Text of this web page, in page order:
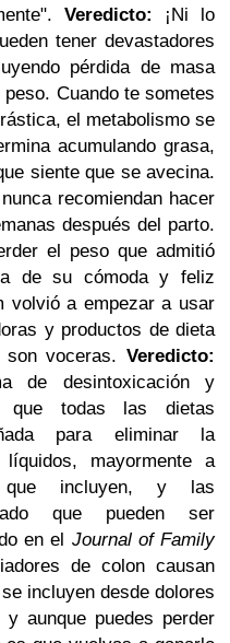
Veredicto:
¡Ni lo
tener devastadores
pérdida de masa
Cuando te sometes
el metabolismo se
acumulando grasa,
siente que se avecina.
recomiendan hacer
después del parto.
el peso que admitió
de su cómoda y feliz
volvió a empezar a usar
y productos de dieta
voceras. Veredicto:
de desintoxicación y
que todas las dietas
para eliminar la
mayormente a
incluyen, y las
que pueden ser
en el Journal of Family
de colon causan
incluyen desde dolores
aunque puedes perder